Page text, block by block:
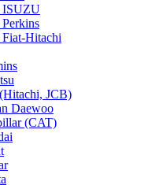
ISUZU
Hitachi
JCB)
Daewoo
(CAT)